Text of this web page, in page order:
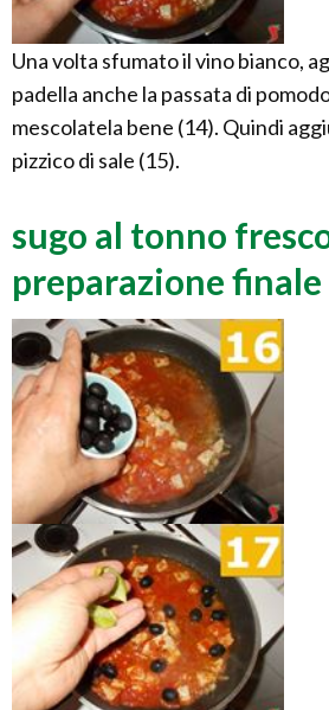
Una volta sfumato il vino bianco,
padella anche la passata di
mescolatela bene (14). Quindi
pizzico di sale (15).
sugo al tonno
preparazione finale